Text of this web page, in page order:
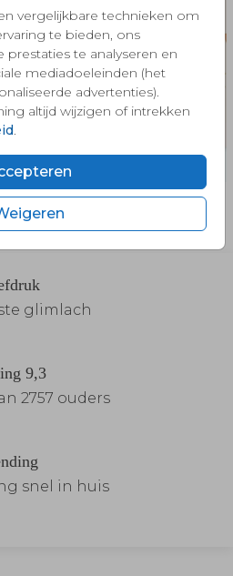
vergelijkbare technieken om
te bieden, ons
te analyseren en
mediadoeleinden (het
advertenties).
altijd wijzigen of intrekken
.
glimlach
9,3
2757 ouders
snel in huis